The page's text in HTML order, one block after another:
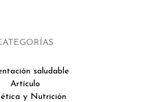
saludable
Artículo
y Nutrición